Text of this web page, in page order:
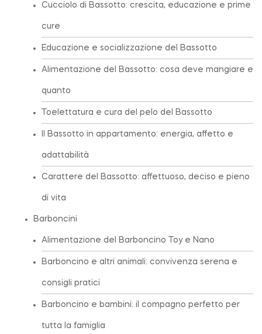
Cucciolo di Bassotto: crescita, educazione e prime
cure
Educazione e socializzazione del Bassotto
Alimentazione del Bassotto: cosa deve mangiare e
quanto
Toelettatura e cura del pelo del Bassotto
Il Bassotto in appartamento: energia, affetto e
adattabilità
Carattere del Bassotto: affettuoso, deciso e pieno
di vita
Barboncini
Alimentazione del Barboncino Toy e Nano
Barboncino e altri animali: convivenza serena e
consigli pratici
Barboncino e bambini: il compagno perfetto per
tutta la famiglia